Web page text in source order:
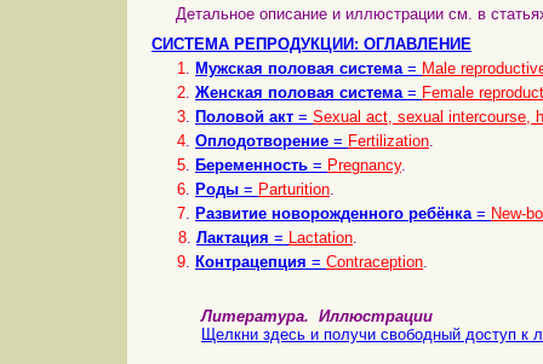
Детальное описание и иллюстрации см. в
СИСТЕМА РЕПРОДУКЦИИ: ОГЛАВЛЕНИЕ
1. Мужская половая система= Male
2. Женская половая система= Female
3. Половой акт = Sexual act, sexual intercourse,
4. Оплодотворение = Fertilization.
5. Беременность = Pregnancy.
6. Роды = Parturition.
7. Развитие новорожденного ребёнка= New-
8. Лактация = Lactation.
9. Контрацепция = Contraception.
Литература. Иллюстрации
Щелкни здесь и получи свободный доступ к